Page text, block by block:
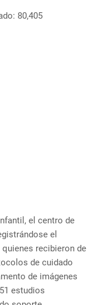
80,405
el centro de
el
recibieron de
de cuidado
de imágenes
estudios